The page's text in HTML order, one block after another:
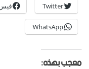
Twitter
WhatsApp
معجب بهذه: